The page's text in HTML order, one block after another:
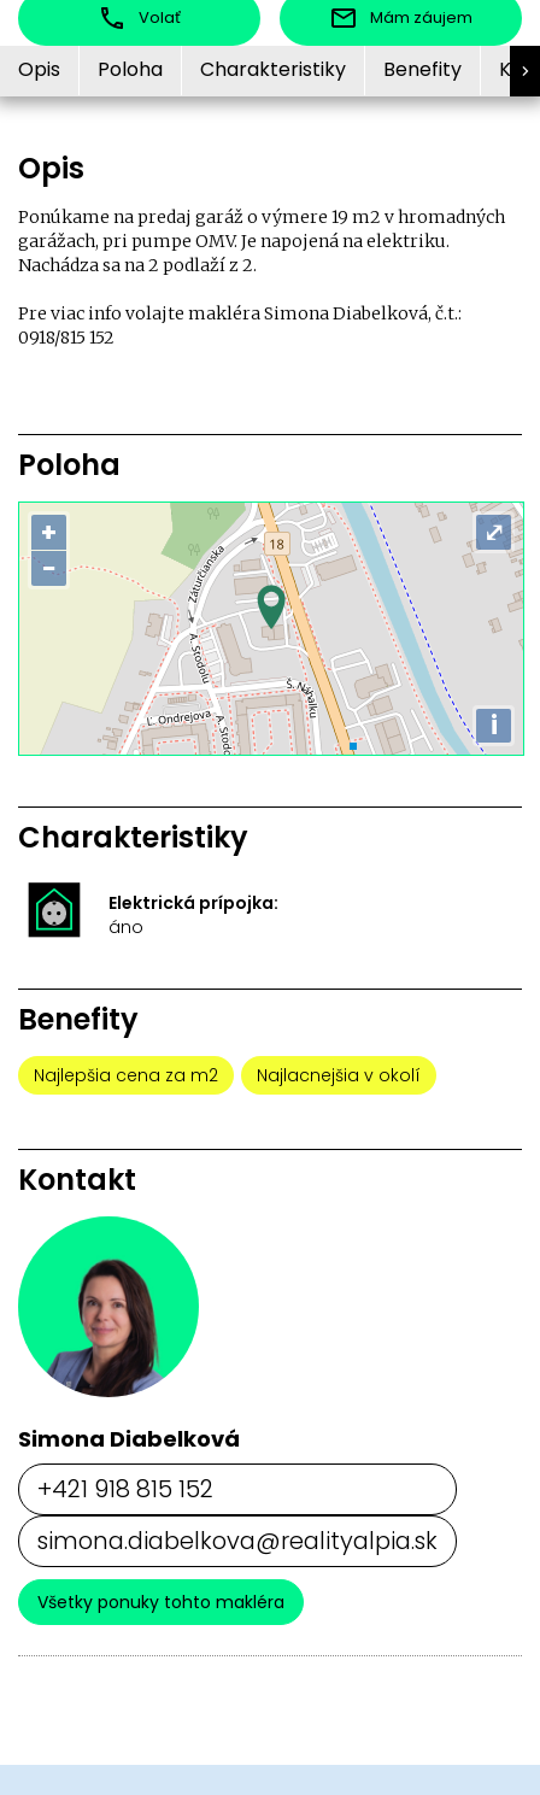
Volať Mám záujem
Opis Poloha Charakteristiky Benefity
Opis
Ponúkame na predaj garáž o výmere 19 m2 v hromadných
garážach, pri pumpe OMV. Je napojená na elektriku.
Nachádza sa na 2 podlaží z 2.
Pre viac info volajte makléra Simona Diabelková, č.t.:
0918/815 152
Poloha
+
−
i
⤢
Charakteristiky
Elektrická prípojka:
áno
Benefity
Najlepšia cena za m2 Najlacnejšia v okolí
Kontakt
Simona Diabelková
+421 918 815 152
simona.diabelkova@realityalpia.sk
Všetky ponuky tohto makléra